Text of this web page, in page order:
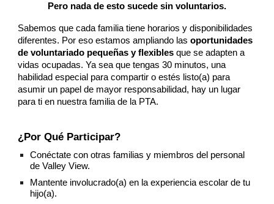
Pero nada de esto sucede sin voluntarios.
Sabemos que cada familia tiene horarios y disponibilidades
diferentes. Por eso estamos ampliando lasoportunidades
de voluntariado pequeñas y flexibles que se adapten a
vidas ocupadas. Ya sea que tengas 30 minutos, una
habilidad especial para compartir o estés listo(a) para
asumir un papel de mayor responsabilidad, hay un lugar
para ti en nuestra familia de la PTA.
¿Por Qué Participar?
Conéctate con otras familias y miembros del personal
de Valley View.
Mantente involucrado(a) en la experiencia escolar de tu
hijo(a).